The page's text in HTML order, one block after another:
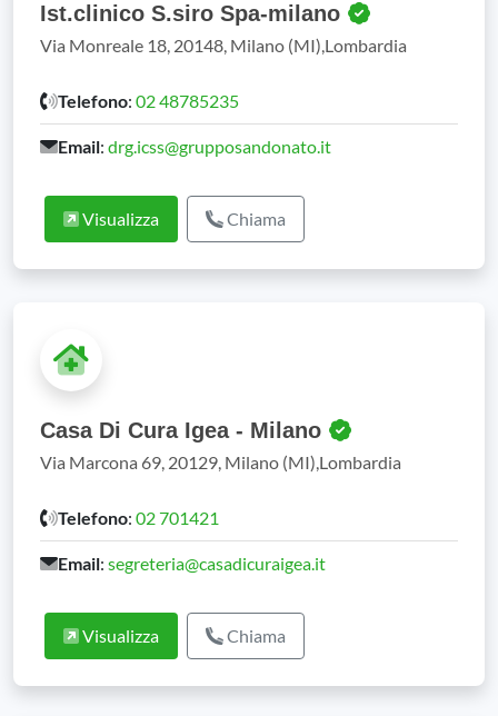
Ist.clinico S.siro Spa-milano
Via Monreale 18, 20148, Milano (MI),Lombardia
Telefono: 02 48785235
Email: drg.icss@grupposandonato.it
Visualizza Chiama
Casa Di Cura Igea - Milano
Via Marcona 69, 20129, Milano (MI),Lombardia
Telefono: 02 701421
Email: segreteria@casadicuraigea.it
Visualizza Chiama